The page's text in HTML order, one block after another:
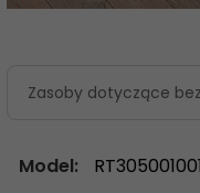
Zasoby dotyczące
Model: